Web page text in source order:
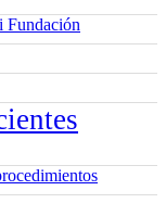
Fundación